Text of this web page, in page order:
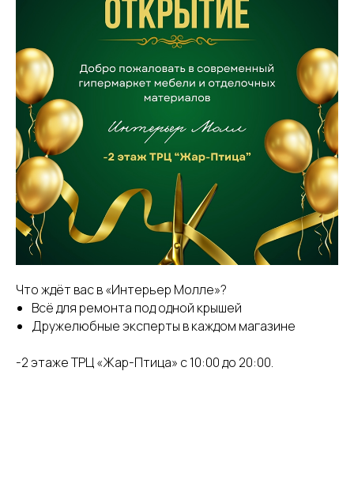
Что ждёт вас в «Интерьер Молле»?
Всё для ремонта под одной крышей
Дружелюбные эксперты в каждом магазине
-2 этаже ТРЦ «Жар-Птица» с 10:00 до 20:00.